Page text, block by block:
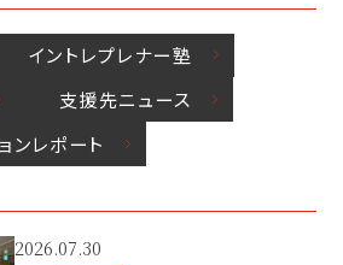
イントレプレナー塾
⽀援先ニュース
ンレポート
2026.07.30